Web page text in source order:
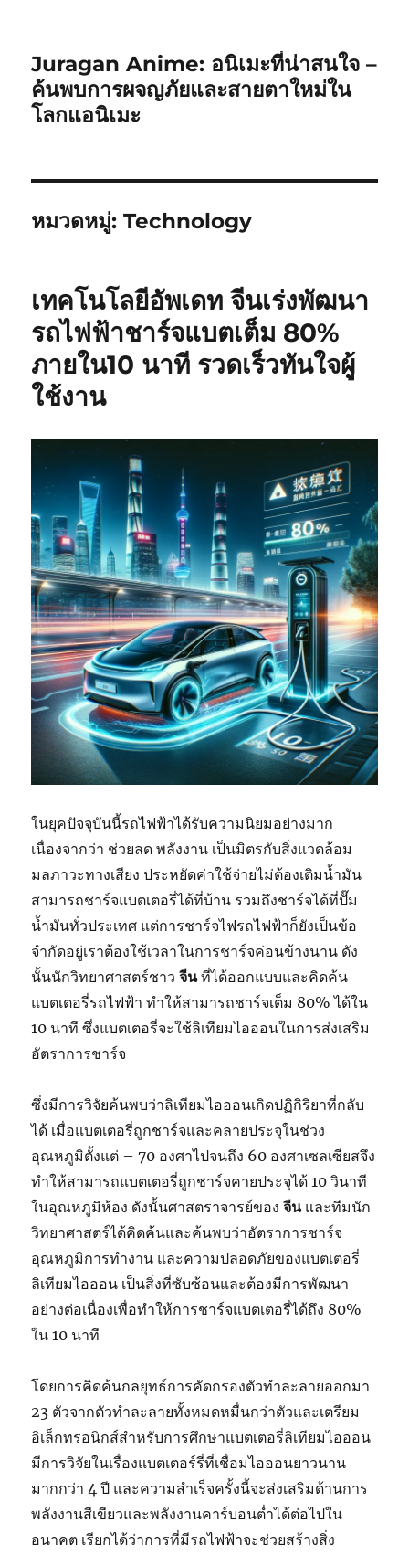
Juragan Anime: อนิเมะที่น่าสนใจ –
ค้นพบการผจญภัยและสายตาใหม่ใน
โลกแอนิเมะ
หมวดหมู่:Technology
เทคโนโลยีอัพเดท จีนเร่งพัฒนา
รถไฟฟ้าชาร์จแบตเต็ม 80%
ภายใน10 นาที รวดเร็วทันใจผู้
ใช้งาน
ในยุคปัจจุบันนี้รถไฟฟ้าได้รับความนิยมอย่างมาก
เนื่องจากว่า ช่วยลด พลังงาน เป็นมิตรกับสิ่งแวดล้อม
มลภาวะทางเสียง ประหยัดค่าใช้จ่ายไม่ต้องเติมน้ำมัน
สามารถชาร์จแบตเตอรี่ได้ที่บ้าน รวมถึงชาร์จได้ที่ปั๊ม
น้ำมันทั่วประเทศ แต่การชาร์จไฟรถไฟฟ้าก็ยังเป็นข้อ
จำกัดอยู่เราต้องใช้เวลาในการชาร์จค่อนข้างนาน ดัง
นั้นนักวิทยาศาสตร์ชาวจีนที่ได้ออกแบบและคิดค้น
แบตเตอรี่รถไฟฟ้า ทำให้สามารถชาร์จเต็ม 80% ได้ใน
10 นาที ซึ่งแบตเตอรี่จะใช้ลิเทียมไอออนในการส่งเสริม
อัตราการชาร์จ
ซึ่งมีการวิจัยค้นพบว่าลิเทียมไอออนเกิดปฏิกิริยาที่กลับ
ได้ เมื่อแบตเตอรี่ถูกชาร์จและคลายประจุในช่วง
อุณหภูมิตั้งแต่ – 70 องศาไปจนถึง 60 องศาเซลเซียสจึง
ทำให้สามารถแบตเตอรี่ถูกชาร์จคายประจุได้ 10 วินาที
ในอุณหภูมิห้อง ดังนั้นศาสตราจารย์ของจีน และทีมนัก
วิทยาศาสตร์ได้คิดค้นและค้นพบว่าอัตราการชาร์จ
อุณหภูมิการทำงาน และความปลอดภัยของแบตเตอรี่
ลิเทียมไอออน เป็นสิ่งที่ซับซ้อนและต้องมีการพัฒนา
อย่างต่อเนื่องเพื่อทำให้การชาร์จแบตเตอรี่ได้ถึง 80%
ใน 10 นาที
โดยการคิดค้นกลยุทธ์การคัดกรองตัวทำละลายออกมา
23 ตัวจากตัวทำละลายทั้งหมดหมื่นกว่าตัวและเตรียม
อิเล็กทรอนิกส์สำหรับการศึกษาแบตเตอรี่ลิเทียมไอออน
มีการวิจัยในเรื่องแบตเตอร์รี่ที่เชื่อมไอออนยาวนาน
มากกว่า 4 ปี และความสำเร็จครั้งนี้จะส่งเสริมด้านการ
พลังงานสีเขียวและพลังงานคาร์บอนต่ำได้ต่อไปใน
อนาคต เรียกได้ว่าการที่มีรถไฟฟ้าจะช่วยสร้างสิ่ง